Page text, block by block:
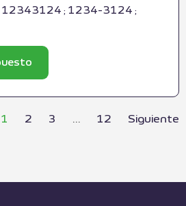
12343124 ; 1234-3124 ;
1 2 3 … 12 Siguiente